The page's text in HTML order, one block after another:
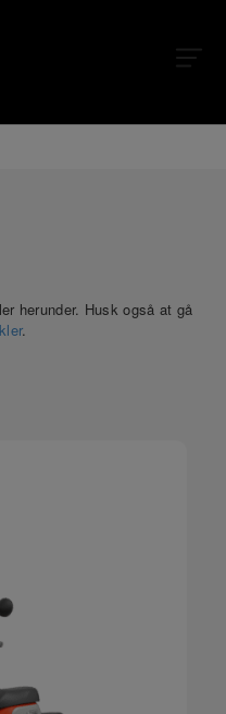
herunder. Husk også at gå
.